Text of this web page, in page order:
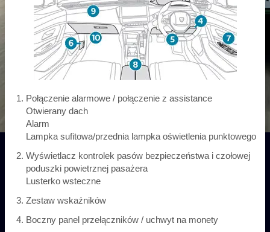
Połączenie alarmowe / połączenie z assistance
Otwierany dach
Alarm
Lampka sufitowa/przednia lampka oświetlenia punktowego
Wyświetlacz kontrolek pasów bezpieczeństwa i czołowej
poduszki powietrznej pasażera
Lusterko wsteczne
Zestaw wskaźników
Boczny panel przełączników / uchwyt na monety